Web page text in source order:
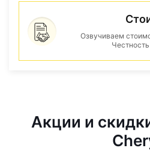
Озвучиваем
Акции и